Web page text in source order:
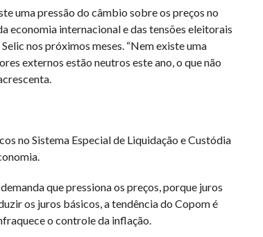
uma pressão do câmbio sobre os preços no
economia internacional e das tensões eleitorais
nos próximos meses. “Nem existe uma
externos estão neutros este ano, o que não
no Sistema Especial de Liquidação e Custódia
que pressiona os preços, porque juros
os juros básicos, a tendência do Copom é
o controle da inflação.